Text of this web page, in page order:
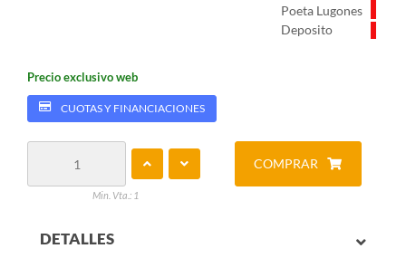
Poeta Lugones
Deposito
Precio exclusivo web
CUOTAS Y FINANCIACIONES
Min. Vta.: 1
COMPRAR
DETALLES